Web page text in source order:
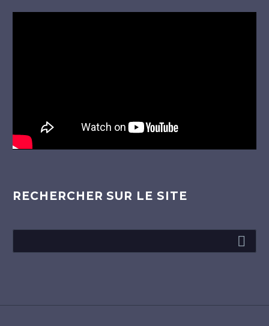
RECHERCHER SUR LE SITE